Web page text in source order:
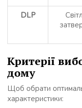
DLP
Критерії
дому
Щоб обрати
характеристики: